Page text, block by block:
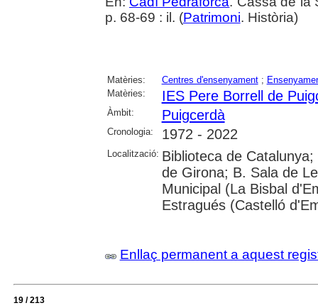
p. 68-69 : il. (Patrimoni. Història)
Matèries: Centres d'ensenyament;
Matèries:
IES Pere Borrell de
Àmbit: Puigcerdà
Cronologia: 1972 - 2022
Localització: Biblioteca de
de Girona; B. Sala de
Municipal (La Bisbal
Estragués (Castelló
Enllaç permanent a aquest
19 / 213